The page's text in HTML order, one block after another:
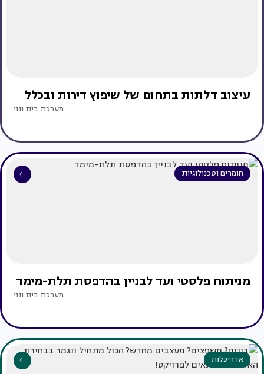
עיצוב דלתות בתחום של שיפוץ דירות ובכלל
מערכת בית ונוי
חומרים וטכנולוגיות
מניתוח פלסטי ועד לבניין בהדפסת תלת-מימד
מערכת בית ונוי
אדריכלות